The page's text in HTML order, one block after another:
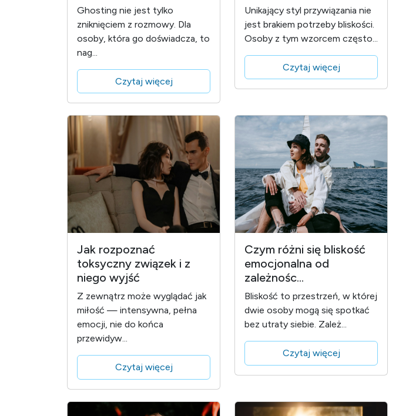
Ghosting nie jest tylko
zniknięciem z rozmowy. Dla
osoby, która go doświadcza, to
nag...
Czytaj więcej
Unikający styl przywiązania nie
jest brakiem potrzeby bliskości.
Osoby z tym wzorcem często...
Czytaj więcej
Jak rozpoznać
toksyczny związek i z
niego wyjść
Z zewnątrz może wyglądać jak
miłość — intensywna, pełna
emocji, nie do końca
przewidyw...
Czytaj więcej
Czym różni się bliskość
emocjonalna od
zależnośc...
Bliskość to przestrzeń, w której
dwie osoby mogą się spotkać
bez utraty siebie. Zależ...
Czytaj więcej